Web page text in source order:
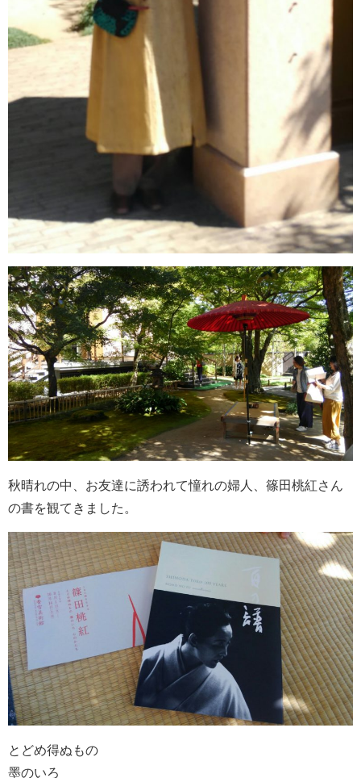
秋晴れの中、お友達に誘われて憧れの婦人、篠田桃紅さん
の書を観てきました。
とどめ得ぬもの
墨のいろ